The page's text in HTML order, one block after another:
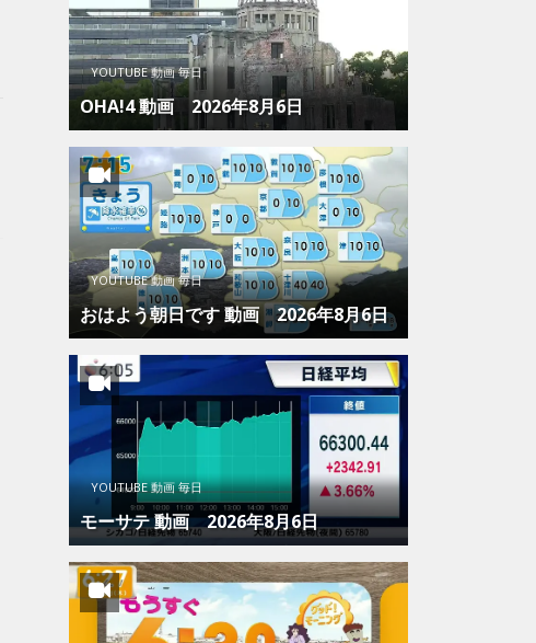
YOUTUBE 動画 毎日
OHA!4 動画 2026年8月6日
YOUTUBE 動画 毎日
おはよう朝日です 動画 2026年8月6日
YOUTUBE 動画 毎日
モーサテ 動画 2026年8月6日